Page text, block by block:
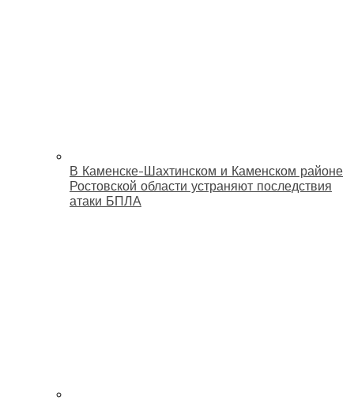
В Каменске-Шахтинском и Каменском районе
Ростовской области устраняют последствия
атаки БПЛА